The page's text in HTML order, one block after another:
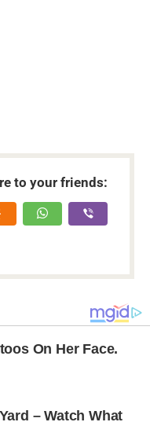
to your friends: